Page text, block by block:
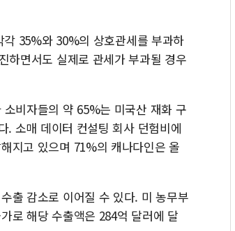
35%와 30%의 상호관세를 부과하
하면서도 실제로 관세가 부과될 경우
비자들의 약 65%는 미국산 재화 구
. 소매 데이터 컨설팅 회사 던험비에
지고 있으며 71%의 캐나다인은 올
출 감소로 이어질 수 있다. 미 농무부
로 해당 수출액은 284억 달러에 달